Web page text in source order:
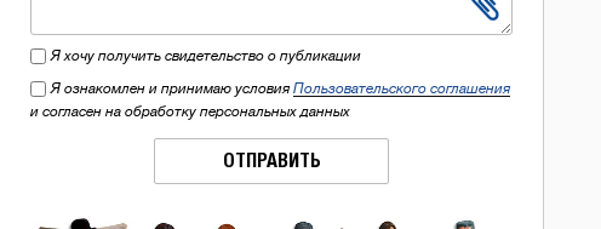
Я хочу получить свидетельство о публикации
Я ознакомлен и принимаю условия Пользовательского соглашения
и согласен на обработку персональных данных
ОТПРАВИТЬ